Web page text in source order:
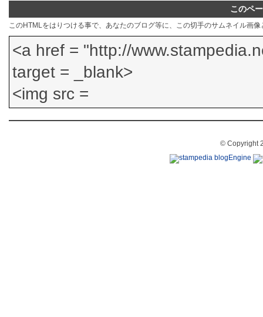
このペ
このHTMLをはりつける事で、あなたのブログ等に、この切手のサムネイル画
© Copyright